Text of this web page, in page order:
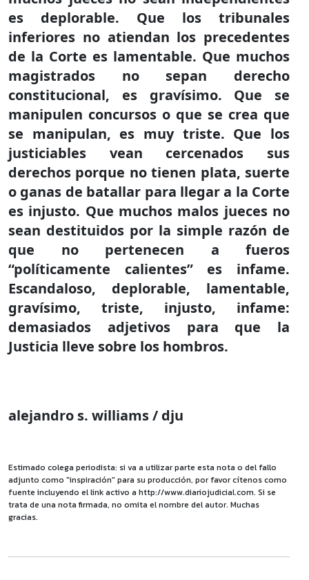
es deplorable. Que los tribunales
inferiores no atiendan los precedentes
de la Corte es lamentable. Que muchos
magistrados no sepan derecho
constitucional, es gravísimo. Que se
manipulen concursos o que se crea que
se manipulan, es muy triste. Que los
justiciables vean cercenados sus
derechos porque no tienen plata, suerte
o ganas de batallar para llegar a la Corte
es injusto. Que muchos malos jueces no
sean destituidos por la simple razón de
que no pertenecen a fueros
“políticamente calientes” es infame.
Escandaloso, deplorable, lamentable,
gravísimo, triste, injusto, infame:
demasiados adjetivos para que la
Justicia lleve sobre los hombros.
alejandro s. williams / dju
Estimado colega periodista: si va a utilizar parte esta nota o del fallo
adjunto como "inspiración" para su producción, por favor cítenos como
fuente incluyendo el link activo a http://www.diariojudicial.com. Si se
trata de una nota firmada, no omita el nombre del autor. Muchas
gracias.